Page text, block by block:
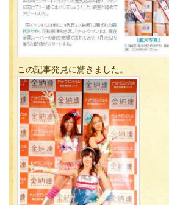
この記事発見に驚きました。